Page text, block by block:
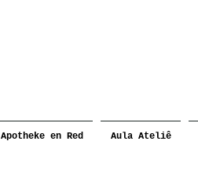
Apotheke en Red Aula Ateliê